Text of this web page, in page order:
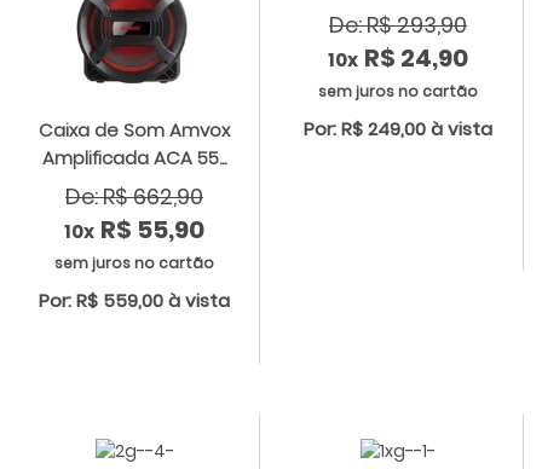
Caixa de Som Amvox
Amplificada ACA 55...
De: R$ 662,90
10x R$ 55,90
sem juros no cartão
Por: R$ 559,00 à vista
De: R$ 293,90
10x R$ 24,90
sem juros no cartão
Por: R$ 249,00 à vista